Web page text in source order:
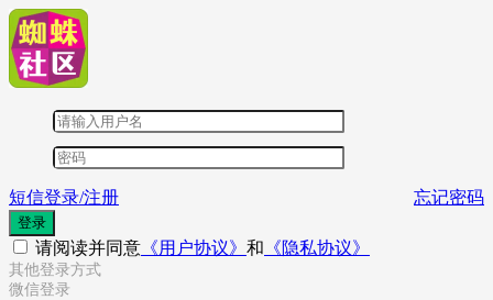
短信登录/注册 忘记密码
登录
请阅读并同意 《用户协议》 和 《隐私协议》
其他登录方式
微信登录